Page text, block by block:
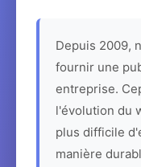
Depuis 2009,
fournir une
entreprise.
l'évolution du
plus difficile
manière